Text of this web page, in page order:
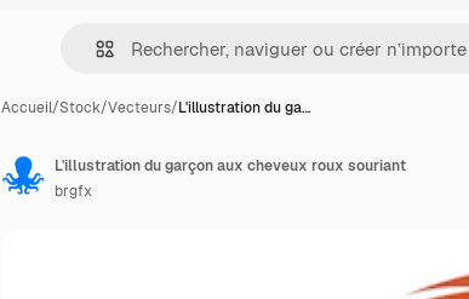
Accueil/Stock/Vecteurs/L'illustration du ga…
L'illustration du garçon aux cheveux roux souriant
brgfx